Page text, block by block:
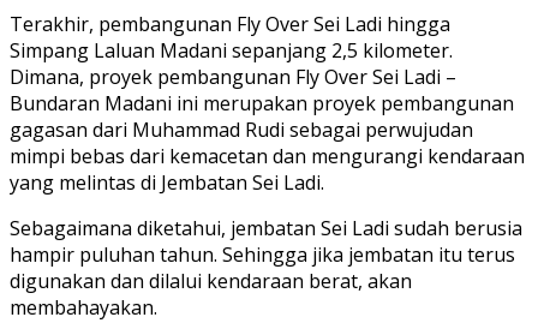
Terakhir, pembangunan Fly Over Sei Ladi hingga
Simpang Laluan Madani sepanjang 2,5 kilometer.
Dimana, proyek pembangunan Fly Over Sei Ladi –
Bundaran Madani ini merupakan proyek pembangunan
gagasan dari Muhammad Rudi sebagai perwujudan
mimpi bebas dari kemacetan dan mengurangi kendaraan
yang melintas di Jembatan Sei Ladi.
Sebagaimana diketahui, jembatan Sei Ladi sudah berusia
hampir puluhan tahun. Sehingga jika jembatan itu terus
digunakan dan dilalui kendaraan berat, akan
membahayakan.